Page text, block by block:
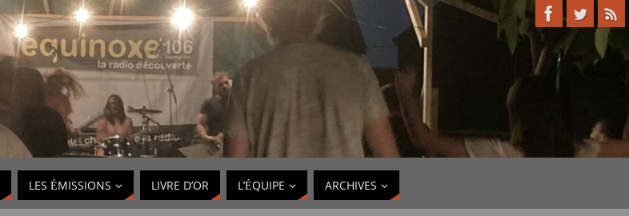
LES ÉMISSIONS LIVRE D’OR L’ÉQUIPE ARCHIVES